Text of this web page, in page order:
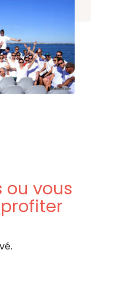
ou vous
profiter